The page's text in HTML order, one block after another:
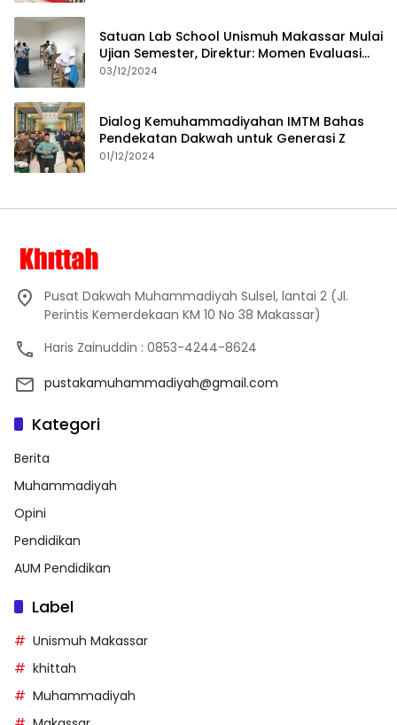
Satuan Lab School Unismuh Makassar Mulai
Ujian Semester, Direktur: Momen Evaluasi
Proses Pembelajaran
03/12/2024
Dialog Kemuhammadiyahan IMTM Bahas
Pendekatan Dakwah untuk Generasi Z
01/12/2024
Pusat Dakwah Muhammadiyah Sulsel, lantai 2 (Jl.
Perintis Kemerdekaan KM 10 No 38 Makassar)
Haris Zainuddin : 0853-4244-8624
pustakamuhammadiyah@gmail.com
Kategori
Berita
Muhammadiyah
Opini
Pendidikan
AUM Pendidikan
Label
Unismuh Makassar
khittah
Muhammadiyah